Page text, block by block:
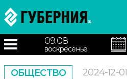
09.08
воскресенье
ОБЩЕСТВО 2024-12-01